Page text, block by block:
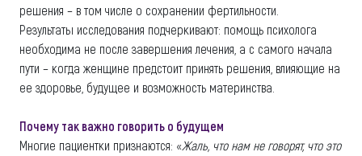
решения – в том числе о сохранении фертильности.
Результаты исследования подчеркивают: помощь психолога
необходима не после завершения лечения, а с самого начала
пути – когда женщине предстоит принять решения, влияющие на
ее здоровье, будущее и возможность материнства.
Почему так важно говорить о будущем
Многие пациентки признаются: «Жаль, что нам не говорят, что это